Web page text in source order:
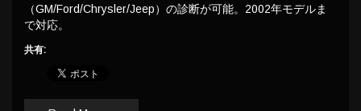
（GM/Ford/Chrysler/Jeep）の診断が可能。2002年モデルま
で対応。
共有: